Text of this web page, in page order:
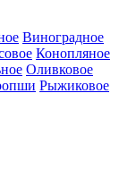
Виноградное
Конопляное
Оливковое
Рыжиковое